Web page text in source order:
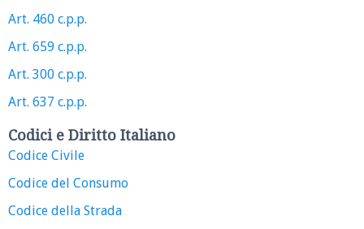
Art. 460 c.p.p.
Art. 659 c.p.p.
Art. 300 c.p.p.
Art. 637 c.p.p.
Codici e Diritto Italiano
Codice Civile
Codice del Consumo
Codice della Strada